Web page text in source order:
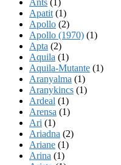
Apatit (1)
Apollo (2)
Apollo (1970) (1)
Apta (2)
Aquila (1)
Aquila-Mutante (1)
Aranyalma (1)
Aranykincs (1)
Ardeal (1)
Arensa (1)
Ari (1)
Ariadna (2)
Ariane (1)
Arina (1)